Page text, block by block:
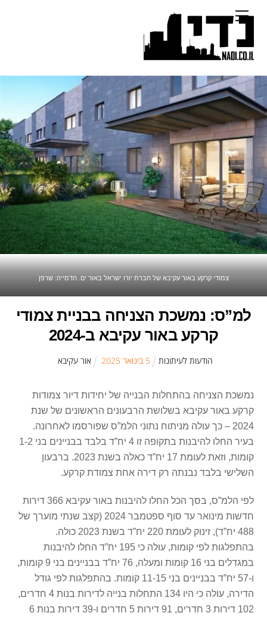
content
Menu
צמודי קרקע באור עקיבא של חברת יורו ישראל באור ים. הדמייה: שרפן
למ”ס: נמשכת הצניחה בבניית צמודי
קרקע באור עקיבא ב-2024
הודעות לעיתונות 5 בינואר 2025 אור עקיבא
נמשכת הצניחה בהתחלות הבנייה של יחידות דיור צמודות
קרקע באור עקיבא בשלושת הרבעונים הראשונים של שנת
2024 – כך עולה מניתוח נתוני הלמ”ס שפורסמו לאחרונה.
בעיר החלו להיבנות בתקופה זו 4 יח”ד בלבד בבניינים בני 1-2
קומות, וזאת לעומת 17 יח”ד כאלה בשנת 2023. ברבעון
השלישי בלבד נבנתה רק דירה אחת צמודת קרקע.
לפי הלמ”ס, בסך הכל החלו להיבנות באור עקיבא 366 דירות
חדשות מינואר עד סוף ספטמבר 2024 (קצב שנתי מוערך של
488 יח”ד), זינוק לעומת 220 יח”ד בשנת 2023 כולה.
בהתפלגות לפי קומות, עולה כי 195 יח”ד החלו להיבנות
במגדלים בני 16 קומות ומעלה, 76 יח”ד בבניינים בני 9 קומות,
ו-57 יח”ד בבניינים בני 11-15 קומות. בהתפלגות לפי גודל
הדירה, עולה כי היו 134 התחלות בנייה לדירות בנות 4 חדרים,
102 דירות 3 חדרים, 91 דירות 5 חדרים ו-39 דירות בנות 6